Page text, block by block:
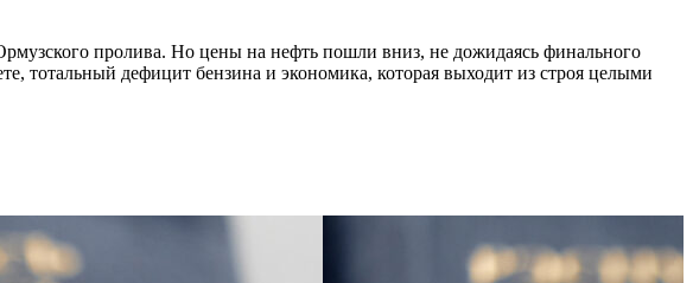
пролива. Но цены на нефть пошли вниз, не дожидаясь финального
тотальный дефицит бензина и экономика, которая выходит из строя целыми